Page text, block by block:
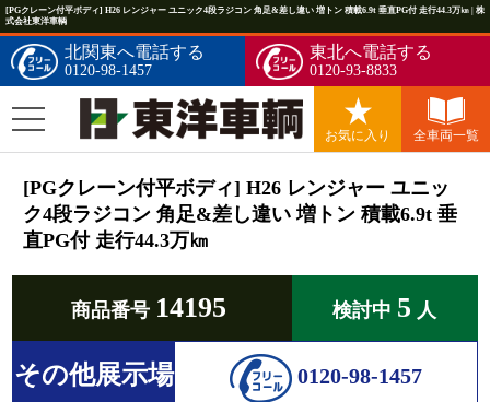
[PGクレーン付平ボディ] H26 レンジャー ユニック4段ラジコン 角足&差し違い 増トン 積載6.9t 垂直PG付 走行44.3万㎞ | 株
式会社東洋車輌
北関東へ電話する
0120-98-1457
東北へ電話する
0120-93-8833
お気に入り 全車両一覧
[PGクレーン付平ボディ] H26 レンジャー ユニッ
ク4段ラジコン 角足&差し違い 増トン 積載6.9t 垂
直PG付 走行44.3万㎞
商品番号 14195 検討中 5 人
その他展示場 0120-98-1457